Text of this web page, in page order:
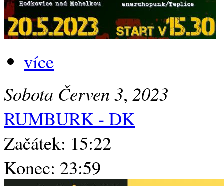
více
Sobota Červen 3, 2023
RUMBURK - DK
Začátek: 15:22
Konec: 23:59